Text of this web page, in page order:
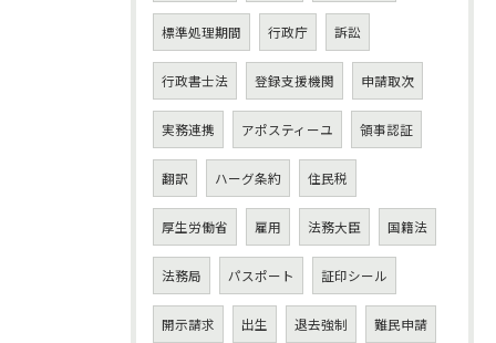
標準処理期間 行政庁 訴訟
行政書士法 登録支援機関 申請取次
実務連携 アポスティーユ 領事認証
翻訳 ハーグ条約 住民税
厚生労働省 雇用 法務大臣 国籍法
法務局 パスポート 証印シール
開示請求 出生 退去強制 難民申請